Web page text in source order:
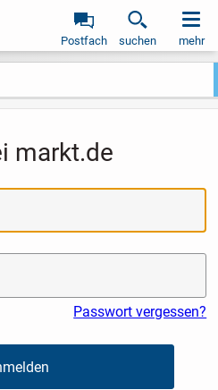
Postfach suchen mehr
markt.de
Passwort vergessen?